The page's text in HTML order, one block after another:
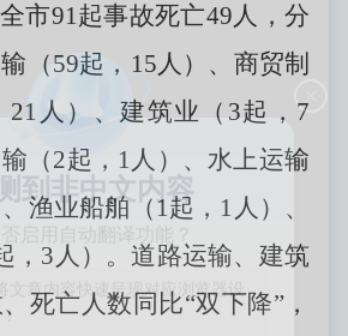
市91起事故死亡49人，分
（59起，15人）、商贸制
21人）、建筑业（3起，7
（2起，1人）、水上运输
渔业船舶（1起，1人）、
，3人）。道路运输、建筑
死亡人数同比“双下降”，
到非中文内容
启用自动翻译功能？
文章内容快速呈现对应浏览器设